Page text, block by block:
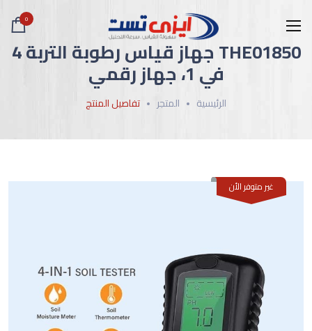
0
THE01850 جهاز قياس رطوبة التربة 4
في 1، جهاز رقمي
الرئيسية المتجر تفاصيل المنتج
غير متوفر الأن